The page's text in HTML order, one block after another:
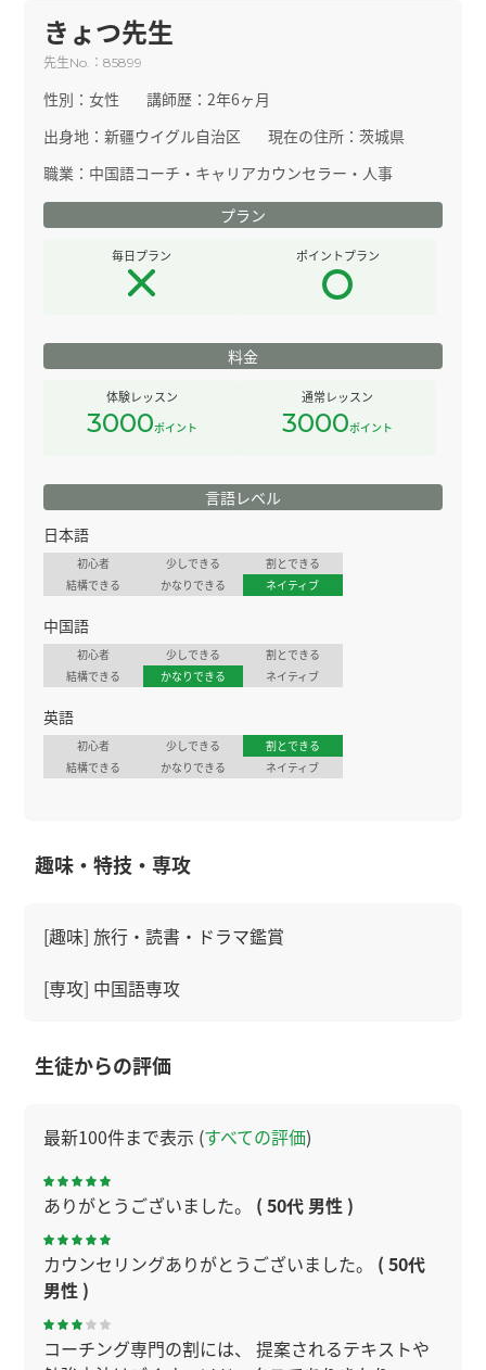
きょつ先生
先生No. ：85899
性別：女性 講師歴：2年6ヶ月
出身地：新疆ウイグル自治区 現在の住所：茨城県
職業： 中国語コーチ・キャリアカウンセラー・人事
プラン
毎日プラン ポイントプラン
料金
体験レッスン
3000ポイント
通常レッスン
3000ポイント
言語レベル
日本語
初心者 少しできる
割とできる
結構できる
かなりできる ネイティブ
中国語
初心者 少しできる
割とできる
結構できる
かなりできる ネイティブ
英語
初心者 少しできる
割とできる
結構できる
かなりできる ネイティブ
趣味・特技・専攻
[趣味] 旅行・読書・ドラマ鑑賞
[専攻] 中国語専攻
生徒からの評価
最新100件まで表示 (すべての評価)
ありがとうございました。 ( 50代 男性 )
カウンセリングありがとうございました。 ( 50代
男性 )
コーチング専門の割には、 提案されるテキストや